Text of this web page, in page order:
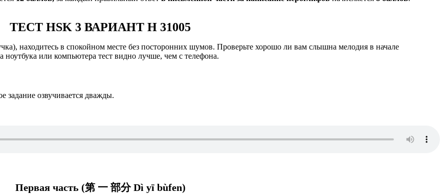
ТЕСТ HSK 3 ВАРИАНТ H 31005
находитесь в спокойном месте без посторонних шумов. Проверьте хорошо ли вам слышна мелодия в начале
или компьютера тест видно лучше, чем с телефона.
задание озвучивается дважды.
Первая часть (第 一 部分 Dì yī bùfen)